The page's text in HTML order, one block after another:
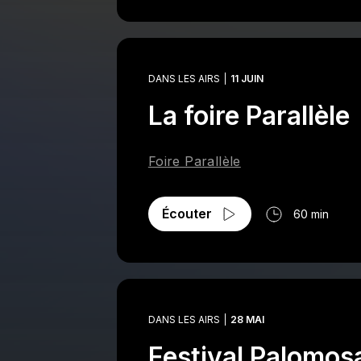
DANS LES AIRS 11 JUIN
La foire Parallèle
Foire Parallèle
Écouter 60 min
DANS LES AIRS 28 MAI